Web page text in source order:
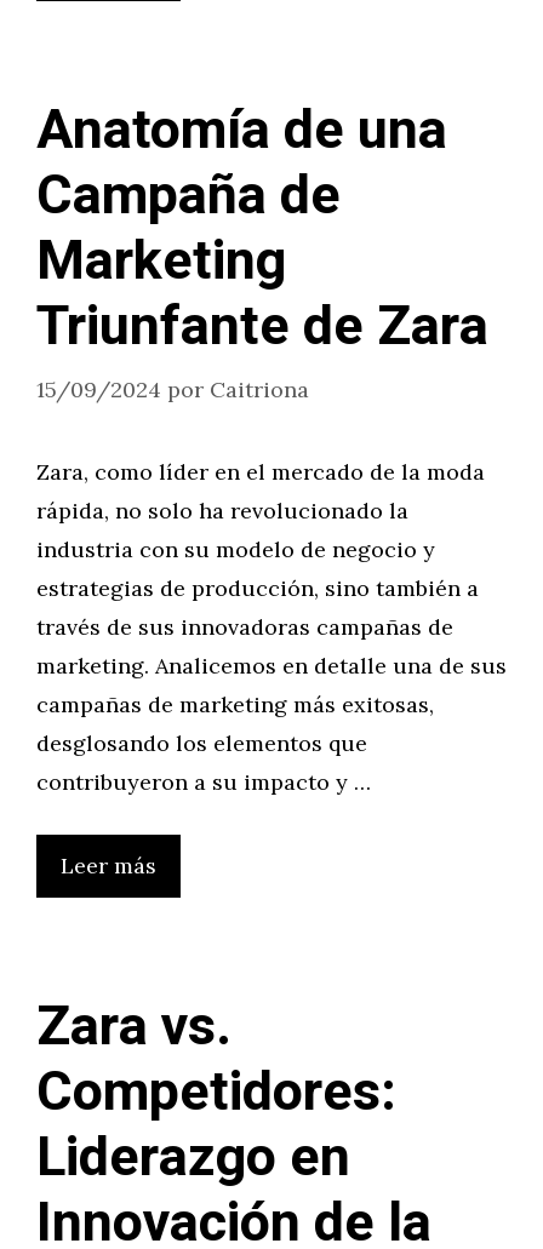
Anatomía de una
Campaña de
Marketing
Triunfante de Zara
15/09/2024 por Caitriona
Zara, como líder en el mercado de la moda
rápida, no solo ha revolucionado la
industria con su modelo de negocio y
estrategias de producción, sino también a
través de sus innovadoras campañas de
marketing. Analicemos en detalle una de sus
campañas de marketing más exitosas,
desglosando los elementos que
contribuyeron a su impacto y …
Leer más
Zara vs.
Competidores:
Liderazgo en
Innovación de la